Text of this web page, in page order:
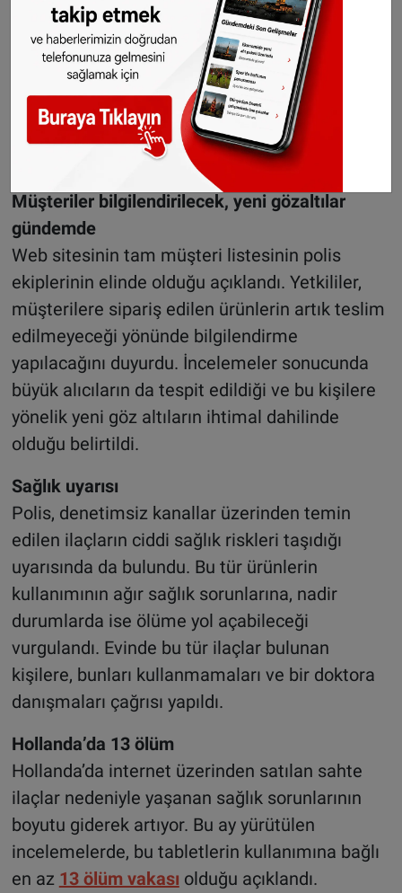
Soruşturma kapsamında, internet sitesinden
yapılan ödemelerin, bir “para kuryesi”
aracılığıyla sağlanan banka hesabı üzerinden
gerçekleştirildiği tespit edildi. Yetkililer, suç
ağının kapsamı ve bağlantılarına ilişkin
araştırmaların sürdüğünü bildirdi.
Müşteriler bilgilendirilecek, yeni gözaltılar
gündemde
Web sitesinin tam müşteri listesinin polis
ekiplerinin elinde olduğu açıklandı. Yetkililer,
müşterilere sipariş edilen ürünlerin artık teslim
edilmeyeceği yönünde bilgilendirme
yapılacağını duyurdu. İncelemeler sonucunda
büyük alıcıların da tespit edildiği ve bu kişilere
yönelik yeni göz altıların ihtimal dahilinde
olduğu belirtildi.
Sağlık uyarısı
Polis, denetimsiz kanallar üzerinden temin
edilen ilaçların ciddi sağlık riskleri taşıdığı
uyarısında da bulundu. Bu tür ürünlerin
kullanımının ağır sağlık sorunlarına, nadir
durumlarda ise ölüme yol açabileceği
vurgulandı. Evinde bu tür ilaçlar bulunan
kişilere, bunları kullanmamaları ve bir doktora
danışmaları çağrısı yapıldı.
Hollanda’da 13 ölüm
Hollanda’da internet üzerinden satılan sahte
ilaçlar nedeniyle yaşanan sağlık sorunlarının
boyutu giderek artıyor. Bu ay yürütülen
incelemelerde, bu tabletlerin kullanımına bağlı
en az 13 ölüm vakası olduğu açıklandı.